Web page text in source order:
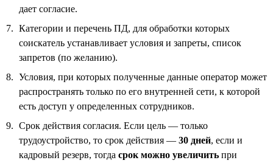
дает согласие.
Категории и перечень ПД, для обработки которых
соискатель устанавливает условия и запреты, список
запретов (по желанию).
Условия, при которых полученные данные оператор может
распространять только по его внутренней сети, к которой
есть доступ у определенных сотрудников.
Срок действия согласия. Если цель — только
трудоустройство, то срок действия — 30 дней, если и
кадровый резерв, тогда срок можно увеличить при